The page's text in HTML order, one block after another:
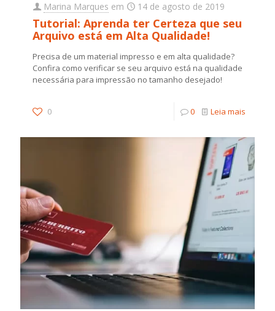
Marina Marques em 14 de agosto de 2019
Tutorial: Aprenda ter Certeza que seu
Arquivo está em Alta Qualidade!
Precisa de um material impresso e em alta qualidade?
Confira como verificar se seu arquivo está na qualidade
necessária para impressão no tamanho desejado!
0 0 Leia mais